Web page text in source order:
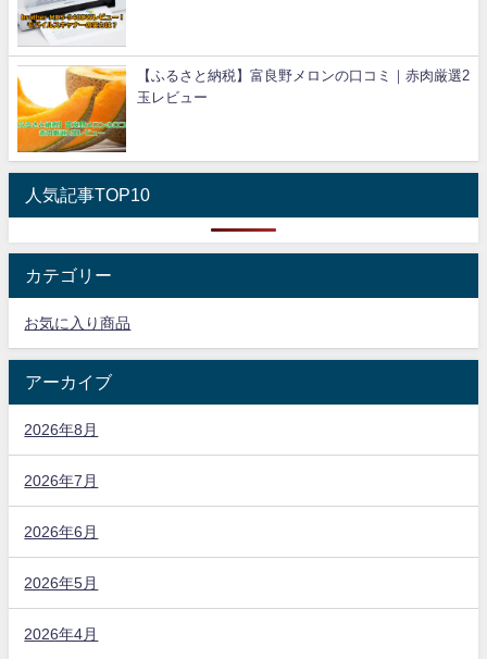
【ふるさと納税】富良野メロンの口コミ｜赤肉厳選2
玉レビュー
人気記事TOP10
カテゴリー
お気に入り商品
アーカイブ
2026年8月
2026年7月
2026年6月
2026年5月
2026年4月